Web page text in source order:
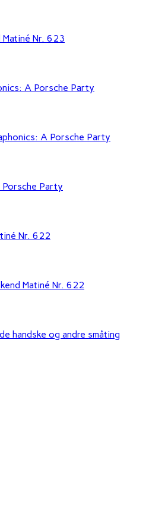
Matiné Nr. 623
A Porsche Party
A Porsche Party
Party
Nr. 622
Matiné Nr. 622
handske og andre småting